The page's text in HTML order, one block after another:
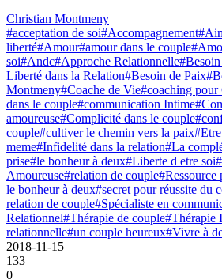
Christian Montmeny
#acceptation de soi#Accompagnement
liberté#Amour#amour dans le couple
soi#Andc#Approche Relationnelle
Liberté dans la Relation#Besoin de Paix
Montmeny#Coache de Vie#coaching pour
dans le couple#communication Intime
amoureuse#Complicité dans le couple
couple#cultiver le chemin vers la paix
meme#Infidelité dans la relation#La
prise#le bonheur à deux#Liberte d etre soi
Amoureuse#relation de couple#Ressource
le bonheur à deux#secret pour réussite du
relation de couple#Spécialiste en
Relationnel#Thérapie de couple#Thérapie
relationnelle#un couple heureux#Vivre à
2018-11-15
133
0